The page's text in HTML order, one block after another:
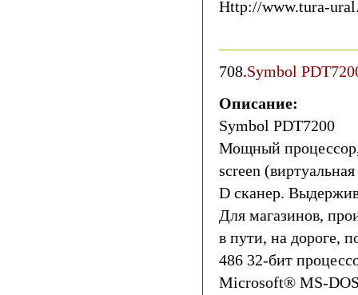
Http://www.tura-
708.Symbol
Описание:
Symbol PDT7200
Мощный
screen
D сканер.
Для магазинов,
в пути, на дороге,
486 32-бит
Microsoft® MS-